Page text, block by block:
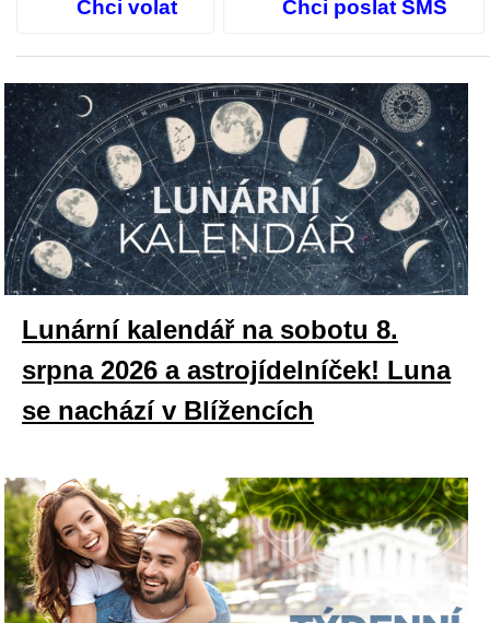
Chci volat Chci poslat SMS
Lunární kalendář na sobotu 8.
srpna 2026 a astrojídelníček! Luna
se nachází v Blížencích